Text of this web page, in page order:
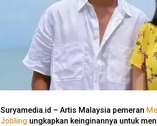
Suryamedia.id – Artis Malaysia pemeran
Jobling ungkapkan keinginannya untuk